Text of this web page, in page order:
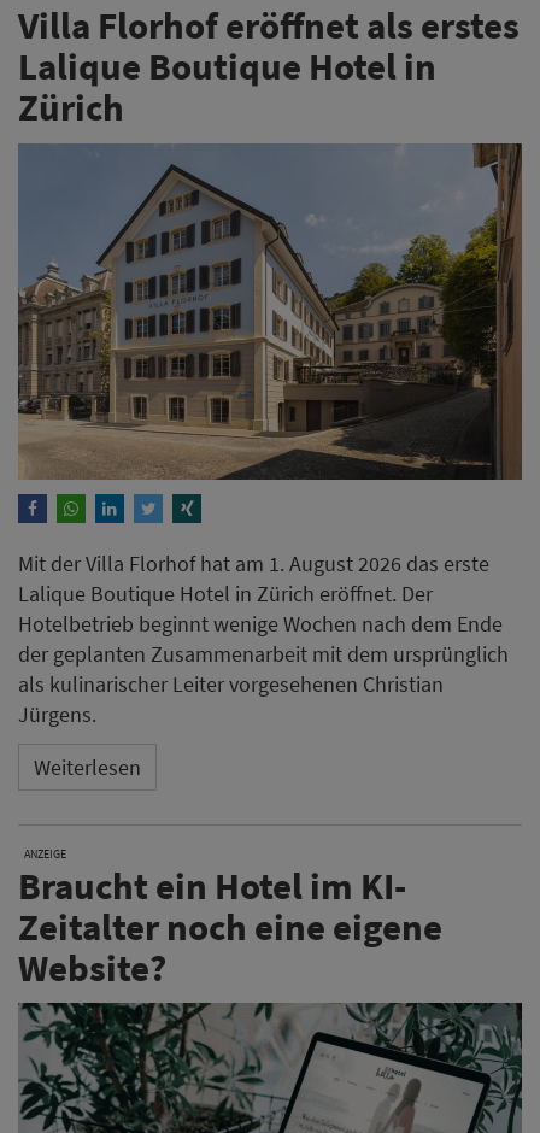
Villa Florhof eröffnet als erstes
Lalique Boutique Hotel in
Zürich
Mit der Villa Florhof hat am 1. August 2026 das erste
Lalique Boutique Hotel in Zürich eröffnet. Der
Hotelbetrieb beginnt wenige Wochen nach dem Ende
der geplanten Zusammenarbeit mit dem ursprünglich
als kulinarischer Leiter vorgesehenen Christian
Jürgens.
Weiterlesen
ANZEIGE
Braucht ein Hotel im KI-
Zeitalter noch eine eigene
Website?